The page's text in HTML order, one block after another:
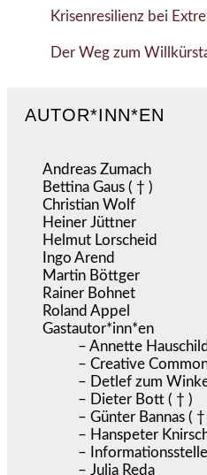
Krisenresilienz bei
Der Weg zum
AUTOR*INN*EN
Andreas Zumach
Bettina Gaus ( † )
Christian Wolf
Heiner Jüttner
Helmut Lorscheid
Ingo Arend
Martin Böttger
Rainer Bohnet
Roland Appel
Gastautor*inn*en
– Annette Hauschild
– Creative
– Detlef zum
– Dieter Bott ( † )
– Günter Bannas ( †
– Hanspeter
–
– Julia Reda